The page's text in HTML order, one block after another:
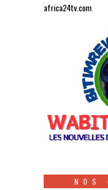
africa24tv.com
NOS